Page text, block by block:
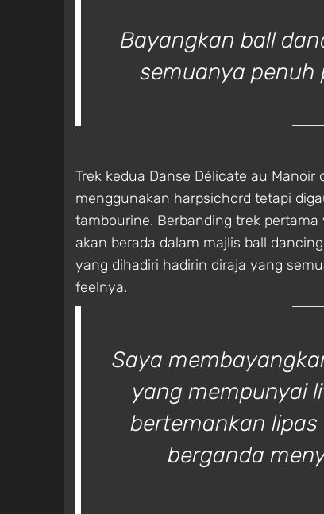
Bayangkan ball
semuanya penuh
Trek kedua Danse Délicate au
menggunakan harpsichord tetapi
tambourine. Berbanding trek
akan berada dalam majlis ball
yang dihadiri hadirin diraja yang
feelnya.
Saya
yang mempunyai
bertemankan
berganda